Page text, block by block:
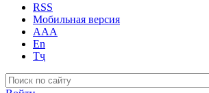
RSS
Мобильная версия
AAA
En
Тҷ